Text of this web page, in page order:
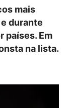
mais
durante
países. Em
na lista.